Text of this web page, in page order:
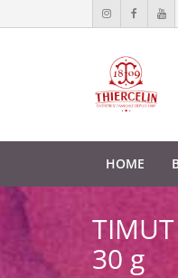
HOME
30 g